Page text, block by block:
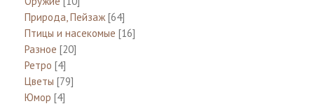
Природа, Пейзаж [64]
Птицы и насекомые [16]
Разное [20]
Ретро [4]
Цветы [79]
Юмор [4]